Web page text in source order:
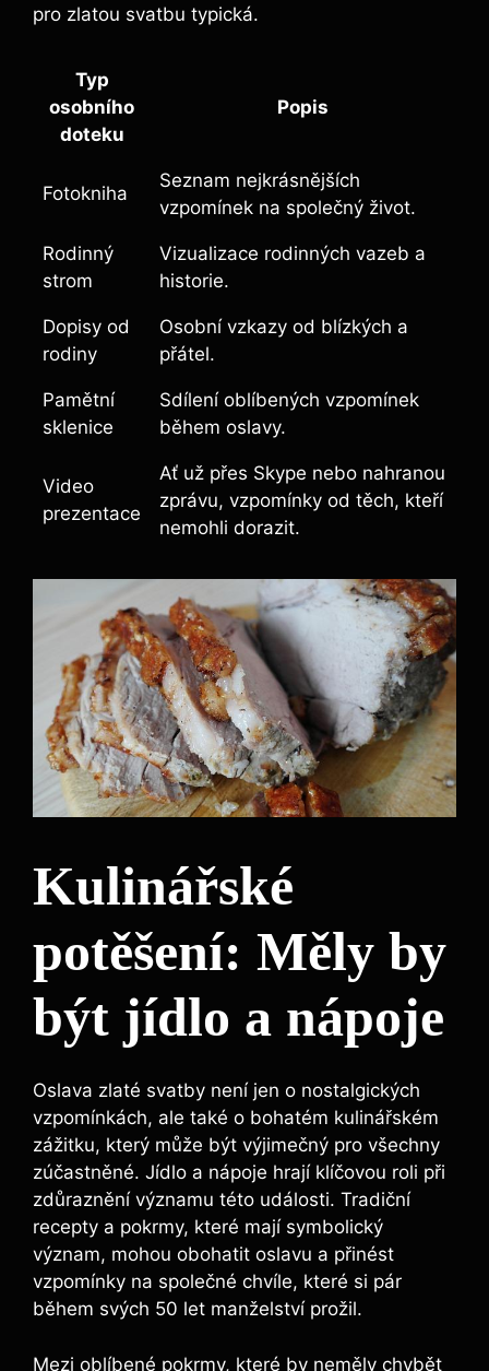
pro zlatou svatbu typická.
Typ
osobního
doteku
Popis
Fotokniha
Seznam nejkrásnějších
vzpomínek na společný život.
Rodinný
strom
Vizualizace rodinných vazeb a
historie.
Dopisy od
rodiny
Osobní vzkazy od blízkých a
přátel.
Pamětní
sklenice
Sdílení oblíbených vzpomínek
během oslavy.
Video
prezentace
Ať už přes Skype nebo nahranou
zprávu, vzpomínky od těch, kteří
nemohli dorazit.
Kulinářské
potěšení: Měly by
být jídlo a nápoje
Oslava zlaté svatby není jen o nostalgických
vzpomínkách, ale také o bohatém kulinářském
zážitku, který může být výjimečný pro všechny
zúčastněné. Jídlo a nápoje hrají klíčovou roli při
zdůraznění významu této události. Tradiční
recepty a pokrmy, které mají symbolický
význam, mohou obohatit oslavu a přinést
vzpomínky na společné chvíle, které si pár
během svých 50 let manželství prožil.
Mezi oblíbené pokrmy, které by neměly chybět